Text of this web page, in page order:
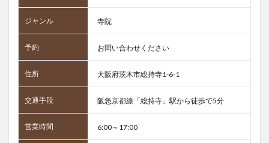
ジャンル 寺院
予約 お問い合わせください
住所 大阪府茨木市総持寺1-6-1
交通手段 阪急京都線「総持寺」駅から徒歩で5分
営業時間 6:00～17:00